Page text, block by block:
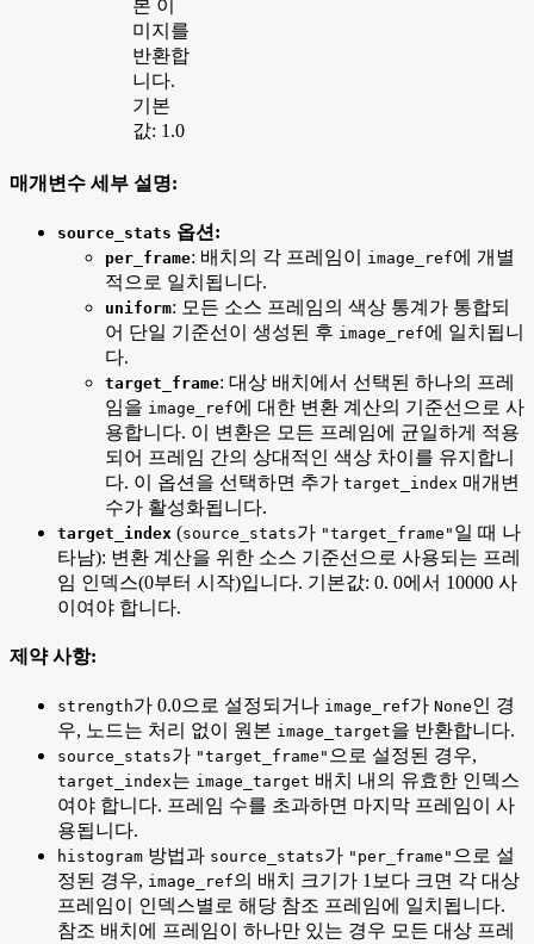
본 이
미지를
반환합
니다.
기본
값: 1.0
매개변수 세부 설명:
source_stats 옵션:
per_frame: 배치의 각 프레임이 image_ref에 개별
적으로 일치됩니다.
uniform: 모든 소스 프레임의 색상 통계가 통합되
어 단일 기준선이 생성된 후 image_ref에 일치됩니
다.
target_frame: 대상 배치에서 선택된 하나의 프레
임을 image_ref에 대한 변환 계산의 기준선으로 사
용합니다. 이 변환은 모든 프레임에 균일하게 적용
되어 프레임 간의 상대적인 색상 차이를 유지합니
다. 이 옵션을 선택하면 추가 target_index 매개변
수가 활성화됩니다.
target_index (source_stats가 "target_frame" 일 때 나
타남): 변환 계산을 위한 소스 기준선으로 사용되는 프레
임 인덱스(0부터 시작)입니다. 기본값: 0. 0에서 10000 사
이여야 합니다.
제약 사항:
strength가 0.0으로 설정되거나 image_ref가 None인 경
우, 노드는 처리 없이 원본 image_target을 반환합니다.
source_stats가 "target_frame" 으로 설정된 경우,
target_index는 image_target 배치 내의 유효한 인덱스
여야 합니다. 프레임 수를 초과하면 마지막 프레임이 사
용됩니다.
histogram 방법과 source_stats가 "per_frame" 으로 설
정된 경우, image_ref의 배치 크기가 1보다 크면 각 대상
프레임이 인덱스별로 해당 참조 프레임에 일치됩니다.
참조 배치에 프레임이 하나만 있는 경우 모든 대상 프레